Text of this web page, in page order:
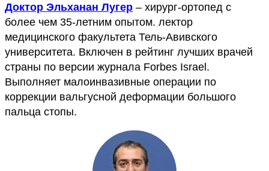
Доктор Эльханан Лугер – хирург-ортопед с
более чем 35-летним опытом. лектор
медицинского факультета Тель-Авивского
университета. Включен в рейтинг лучших врачей
страны по версии журнала Forbes Israel.
Выполняет малоинвазивные операции по
коррекции вальгусной деформации большого
пальца стопы.